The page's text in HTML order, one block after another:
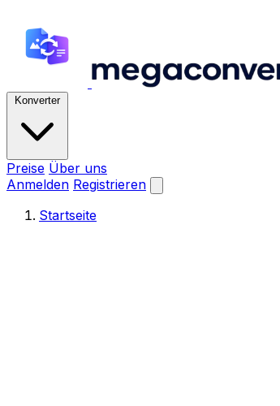
Konverter
Preise Über uns
Anmelden Registrieren
Startseite